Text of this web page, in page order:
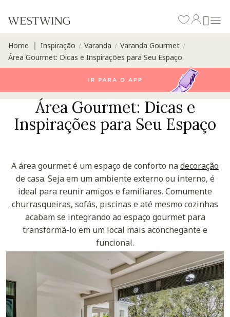
Home Inspiração / Varanda / Varanda Gourmet /
Área Gourmet: Dicas e Inspirações para Seu Espaço
Área Gourmet: Dicas e
Inspirações para Seu Espaço
A área gourmet é um espaço de conforto nadecoração
de casa. Seja em um ambiente externo ou interno, é
ideal para reunir amigos e familiares. Comumente
churrasqueiras, sofás, piscinas e até mesmo cozinhas
acabam se integrando ao espaço gourmet para
transformá-lo em um local mais aconchegante e
funcional.